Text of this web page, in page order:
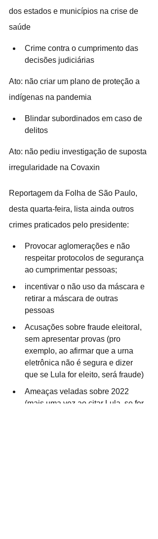
dos estados e municípios na crise de
saúde
Crime contra o cumprimento das
decisões judiciárias
Ato: não criar um plano de proteção a
indígenas na pandemia
Blindar subordinados em caso de
delitos
Ato: não pediu investigação de suposta
irregularidade na Covaxin
Reportagem da Folha de São Paulo,
desta quarta-feira, lista ainda outros
crimes praticados pelo presidente:
Provocar aglomerações e não
respeitar protocolos de segurança
ao cumprimentar pessoas;
incentivar o não uso da máscara e
retirar a máscara de outras
pessoas
Acusações sobre fraude eleitoral,
sem apresentar provas (pro
exemplo, ao afirmar que a urna
eletrônica não é segura e dizer
que se Lula for eleito, será fraude)
Ameaças veladas sobre 2022
(mais uma vez ao citar Lula, se for